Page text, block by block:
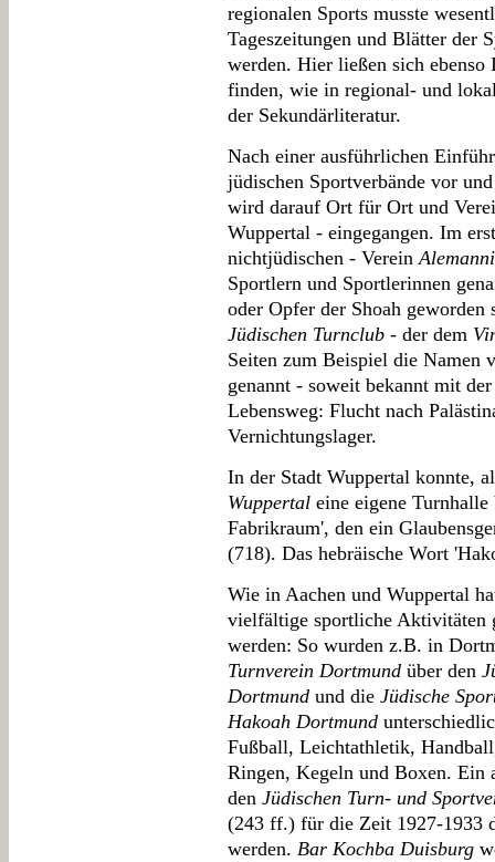
regionalen Sports musste
Tageszeitungen und Blätter der
werden. Hier ließen sich
finden, wie in regional- und
der Sekundärliteratur.
Nach einer ausführlichen
jüdischen Sportverbände vor
wird darauf Ort für Ort und
Wuppertal - eingegangen. Im
nichtjüdischen - Verein
Sportlern und Sportlerinnen
oder Opfer der Shoah geworden
Jüdischen Turnclub - der dem
Seiten zum Beispiel die Namen
genannt - soweit bekannt mit
Lebensweg: Flucht nach
Vernichtungslager.
In der Stadt Wuppertal konnte,
Wuppertal eine eigene
Fabrikraum', den ein
(718). Das hebräische Wort
Wie in Aachen und Wuppertal
vielfältige sportliche Aktivitäten
werden: So wurden z.B. in
Turnverein Dortmund über den
Dortmund und die Jüdische
Hakoah Dortmund
Fußball, Leichtathletik,
Ringen, Kegeln und Boxen. Ein
den Jüdischen Turn- und
(243 ff.) für die Zeit 1927-1933
werden. Bar Kochba Duisburg